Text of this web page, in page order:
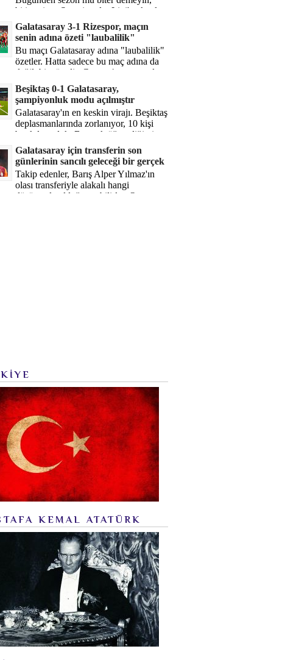
bitiyor işte. Şampiyonlar Ligi'ne katılım
hakkı senin misyonun ...
Galatasaray 3-1 Rizespor, maçın
senin adına özeti "laubalilik"
Bu maçı Galatasaray adına "laubalilik"
özetler. Hatta sadece bu maç adına da
değil, bir süredir. Geçen 4 maçta sadece
1 gol yedin ...
Beşiktaş 0-1 Galatasaray,
şampiyonluk modu açılmıştır
Galatasaray'ın en keskin virajı. Beşiktaş
deplasmanlarında zorlanıyor, 10 kişi
bırakılıyorduk. Bu artık öğrendiğimiz
bir gerçek. Sane...
Galatasaray için transferin son
günlerinin sancılı geleceği bir gerçek
Takip edenler, Barış Alper Yılmaz'ın
olası transferiyle alakalı hangi
düşüncede olduğumu bilirler. O
KEMAL ATATÜRK